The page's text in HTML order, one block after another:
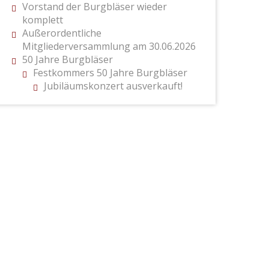
Vorstand der Burgbläser wieder
komplett
Außerordentliche
Mitgliederversammlung am 30.06.2026
50 Jahre Burgbläser
Festkommers 50 Jahre Burgbläser
Jubiläumskonzert ausverkauft!